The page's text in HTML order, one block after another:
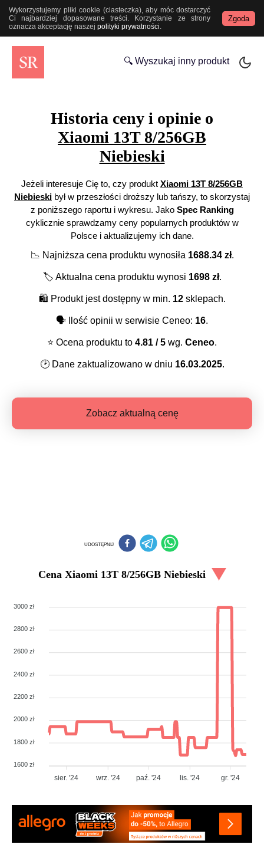
Wykorzystujemy pliki cookie (ciasteczka), aby móc dostarczyć
Ci najbardziej dopasowane treści. Korzystanie ze strony
oznacza akceptację naszej polityki prywatności.
Zgoda
🔍 Wyszukaj inny produkt
Historia ceny i opinie o
Xiaomi 13T 8/256GB
Niebieski
Jeżeli interesuje Cię to, czy produkt Xiaomi 13T 8/256GB
Niebieski był w przeszłości droższy lub tańszy, to skorzystaj
z poniższego raportu i wykresu. Jako Spec Ranking
cyklicznie sprawdzamy ceny popularnych produktów w
Polsce i aktualizujemy ich dane.
📉 Najniższa cena produktu wynosiła 1688.34zł.
🏷️ Aktualna cena produktu wynosi 1698zł.
🛍️ Produkt jest dostępny w min. 12sklepach.
🗣️ Ilość opinii w serwisie Ceneo: 16.
⭐️ Ocena produktu to 4.81 / 5 wg. Ceneo.
🕑Dane zaktualizowano w dniu 16.03.2025.
Zobacz aktualną cenę
UDOSTĘPNIJ
Cena Xiaomi 13T 8/256GB Niebieski
3000 zł
2800 zł
2600 zł
2400 zł
2200 zł
2000 zł
1800 zł
1600 zł
sier. '24 wrz. '24 paź. '24 lis. '24 gr. '24